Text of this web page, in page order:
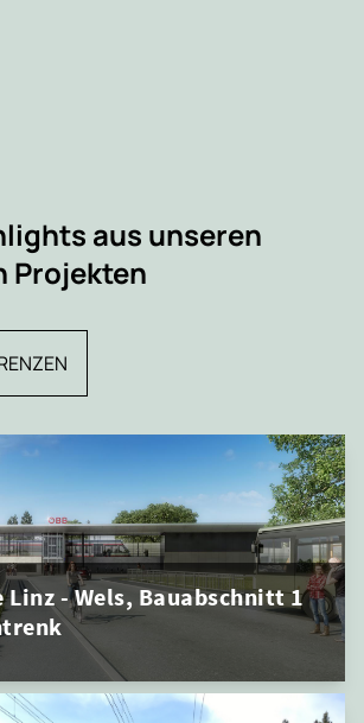
aus unseren
Projekten
Linz - Wels, Bauabschnitt 1